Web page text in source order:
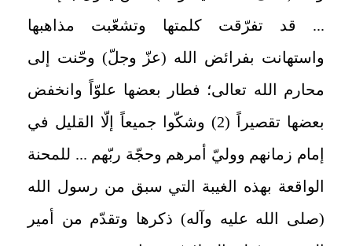
... قد تفرّقت كلمتها وتشعّبت مذاهبها
واستهانت بفرائض الله (عزّ وجلّ) وحّنت إلى
محارم الله تعالى؛ فطار بعضها علوّاً وانخفض
بعضها تقصيراً (2) وشكّوا جميعاً إلّا القليل في
إمام زمانهم ووليّ أمرهم وحجّة ربّهم ... للمحنة
الواقعة بهذه الغيبة التي سبق من رسول الله
(صلى الله عليه وآله) ذكرها وتقدّم من أمير